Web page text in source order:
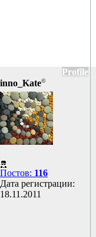
Profile
inno_Kate©
Постов: 116
Дата регистрации:
18.11.2011